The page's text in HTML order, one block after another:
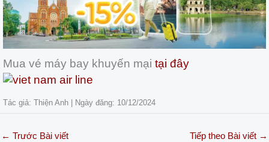
Mua vé máy bay khuyến mại tại đây
Tác giả: Thiện Anh | Ngày đăng: 10/12/2024
← Trước Bài viết Tiếp theo Bài viết →